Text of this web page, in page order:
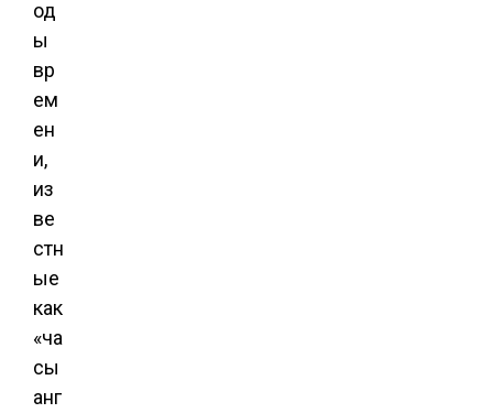
од
ы
вр
ем
ен
и,
из
ве
стн
ые
как
«ча
сы
анг